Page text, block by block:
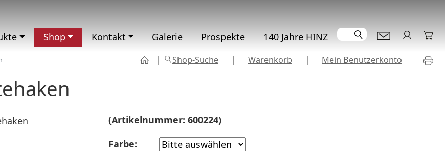
Shop Kontakt Galerie Prospekte 140 Jahre HINZ Suchen
Shop-Suche Warenkorb Mein Benutzerkonto
(Artikelnummer: 600224)
Farbe: